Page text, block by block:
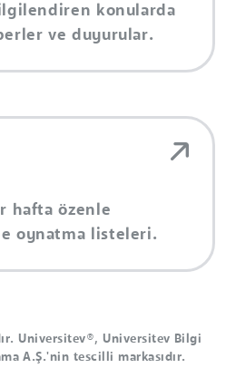
konularda
ve duyurular.
hafta özenle
oynatma listeleri.
Universitev®, Universitev Bilgi
A.Ş.'nin tescilli markasıdır.